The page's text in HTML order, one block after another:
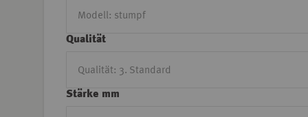
Qualität
Stärke mm